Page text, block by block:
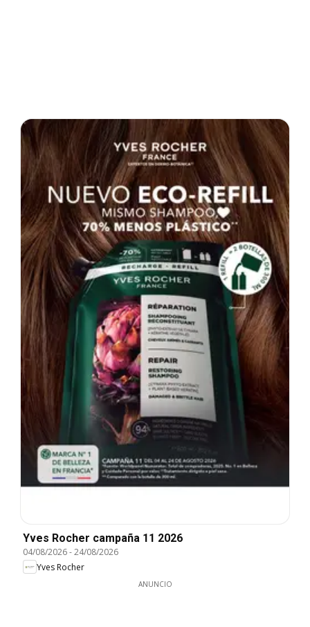
Yves Rocher campaña 11 2026
04/08/2026-24/08/2026
Yves Rocher
ANUNCIO